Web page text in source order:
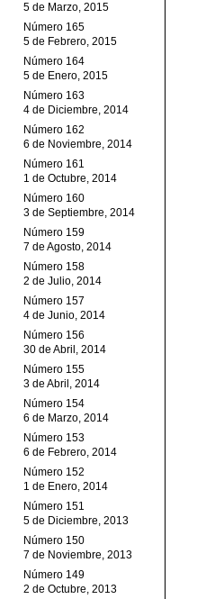
5 de Marzo, 2015
Número 165
5 de Febrero, 2015
Número 164
5 de Enero, 2015
Número 163
4 de Diciembre, 2014
Número 162
6 de Noviembre, 2014
Número 161
1 de Octubre, 2014
Número 160
3 de Septiembre, 2014
Número 159
7 de Agosto, 2014
Número 158
2 de Julio, 2014
Número 157
4 de Junio, 2014
Número 156
30 de Abril, 2014
Número 155
3 de Abril, 2014
Número 154
6 de Marzo, 2014
Número 153
6 de Febrero, 2014
Número 152
1 de Enero, 2014
Número 151
5 de Diciembre, 2013
Número 150
7 de Noviembre, 2013
Número 149
2 de Octubre, 2013